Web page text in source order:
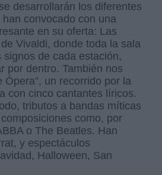
desarrollarán los diferentes
convocado con una
en su oferta: Las
Vivaldi, donde toda la sala
de cada estación,
por dentro. También nos
Ópera”, un recorrido por la
con cinco cantantes líricos.
tributos a bandas míticas
como, por
o The Beatles. Han
y espectáculos
Halloween, San